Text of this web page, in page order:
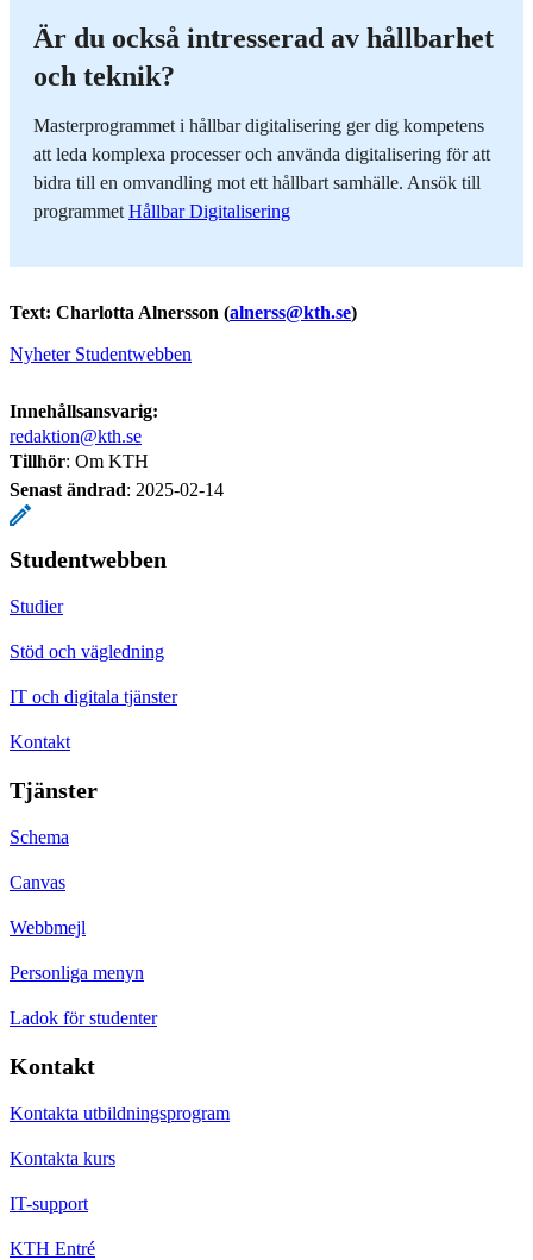
Är du också intresserad av hållbarhet
och teknik?
Masterprogrammet i hållbar digitalisering ger dig kompetens
att leda komplexa processer och använda digitalisering för att
bidra till en omvandling mot ett hållbart samhälle. Ansök till
programmet Hållbar Digitalisering
Text: Charlotta Alnersson (alnerss@kth.se)
Nyheter Studentwebben
Innehållsansvarig:
redaktion@kth.se
Tillhör: Om KTH
Senast ändrad: 2025-02-14
Studentwebben
Studier
Stöd och vägledning
IT och digitala tjänster
Kontakt
Tjänster
Schema
Canvas
Webbmejl
Personliga menyn
Ladok för studenter
Kontakt
Kontakta utbildningsprogram
Kontakta kurs
IT-support
KTH Entré